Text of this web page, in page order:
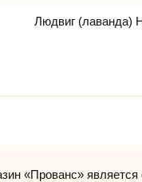
Людвиг (лаванда)
«Прованс»